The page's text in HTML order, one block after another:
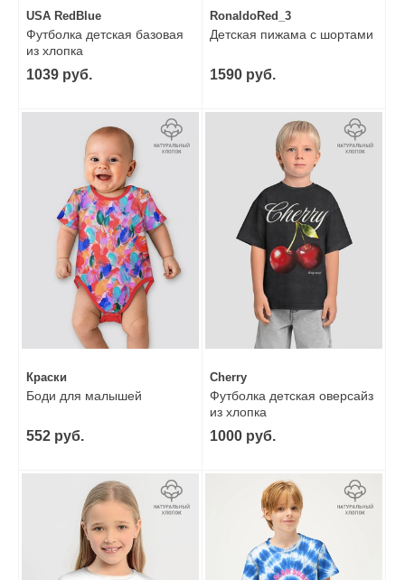
USA RedBlue
Футболка детская базовая
из хлопка
1039 руб.
RonaldoRed_3
Детская пижама с шортами
1590 руб.
Краски
Боди для малышей
552 руб.
Cherry
Футболка детская оверсайз
из хлопка
1000 руб.